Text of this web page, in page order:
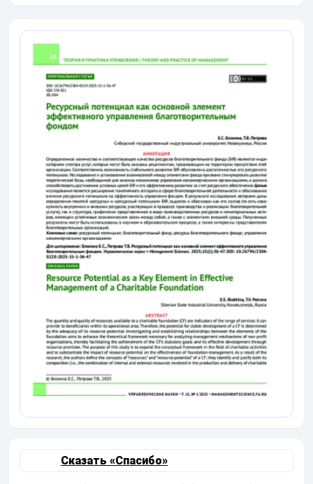
Сказать «Спасибо»